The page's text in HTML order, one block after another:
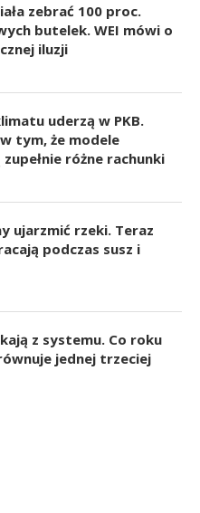
zebrać 100 proc.
butelek. WEI mówi o
iluzji
uderzą w PKB.
tym, że modele
różne rachunki
ujarzmić rzeki. Teraz
podczas susz i
z systemu. Co roku
jednej trzeciej